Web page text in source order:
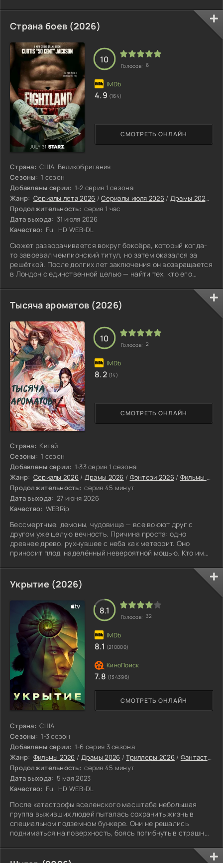
Страна боев (2026)
Страна: США, Великобритания
Сезоны: 1 сезон
Добавлены серии: 1-2 серия 1 сезона
Жанр: Сериалы лета 2026 /Сериалы июля 2026 / Драмы 2026
Продолжительность: серия 1 час
Дата выхода: 31 июля 2026
Качество: Full HD WEB-DL
Сюжет разворачивается вокруг боксёра, который когда-
то завоевал чемпионский титул, но затем оказался за
решёткой. После долгих лет заключения он возвращается
в Лондон с единственной целью — найти тех, кто его
СМОТРЕТЬ ОНЛАЙН
10
Голосов: 6
4.9 (164)
Тысяча ароматов (2026)
Страна: Китай
Сезоны: 1 сезон
Добавлены серии: 1-33 серия 1 сезона
Жанр: Сериалы 2026 / Драмы 2026 / Фэнтези 2026/ Фильмы 2026
Продолжительность: серия 45 минут
Дата выхода: 27 июня 2026
Качество: WEBRip
Бессмертные, демоны, чудовища — все воюют друг с
другом уже целую вечность. Причина проста: одно
древнее древо, рухнувшее с неба как метеорит. Оно
приносит плод, наделённый невероятной мощью. Кто им
всем.
СМОТРЕТЬ ОНЛАЙН
10
Голосов: 2
8.2 (14)
Укрытие (2026)
Страна: США
Сезоны: 1-3 сезон
Добавлены серии: 1-6 серия 3 сезона
Жанр: Фильмы 2026 / Драмы 2026 /Триллеры 2026/ Фантастические фильмы 2026
Продолжительность: серия 45 минут
Дата выхода: 5 мая 2023
Качество: Full HD WEB-DL
После катастрофы вселенского масштаба небольшая
группа выживших людей пыталась сохранить жизнь в
специальном подземном бункере. Они не решались
подниматься на поверхность, боясь погибнуть в страшных
обитателей бункера оставались огромные экраны,
СМОТРЕТЬ ОНЛАЙН
8.1
Голосов: 32
8.1 (210000)
7.8 (134396)